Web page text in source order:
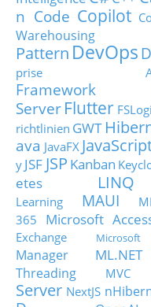
n Code Copilot
Warehousing
Pattern DevOps
prise
Framework
Server Flutter
richtlinien GWT
ava JavaFX
y JSF JSP Kanban
etes
LINQ
Learning
MAUI
365
Microsoft
Exchange
Manager
ML.NET
Threading
MVC
Server NextJS